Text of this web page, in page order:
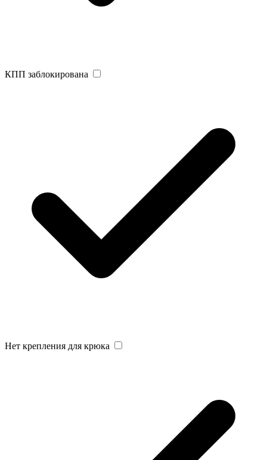
КПП заблокирована
Нет крепления для крюка